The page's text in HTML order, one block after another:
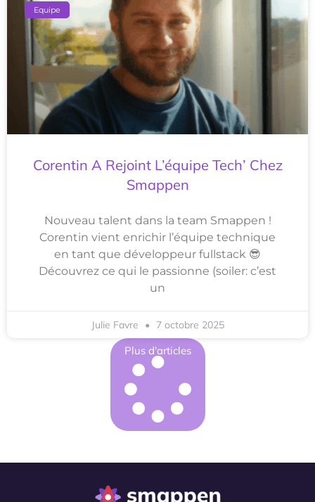
Equipe
Corentin A Rejoint L’équipe Tech’ Chez
Smappen
Nouveau talent dans la team Smappen !
Corentin vient enrichir l’équipe technique
en tant que développeur fullstack 😎
Découvrez ce qui le passionne (soiler: c’est
un
Julie Favre 7 octobre 2025
Plus d'articles